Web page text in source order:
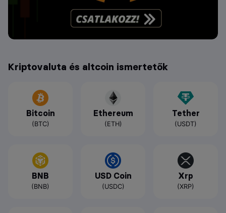
Kriptovaluta és altcoin ismertetők
Bitcoin
(BTC)
Ethereum
(ETH)
Tether
(USDT)
BNB
(BNB)
USD Coin
(USDC)
Xrp
(XRP)